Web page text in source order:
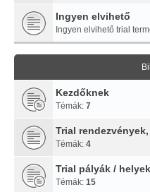
Ingyen elvihető
Ingyen elvihető trial
Kezdőknek
Témák: 7
Trial
Témák: 4
Trial pályák / helyek
Témák: 15